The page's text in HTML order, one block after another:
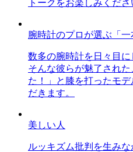
トークをお楽しみくださ
腕時計のプロが選ぶ「一
数多の腕時計を日々目に
そんな彼らが魅了され
た！」と膝を打ったモ
だきます。
美しい人
ルッキズム批判を生み